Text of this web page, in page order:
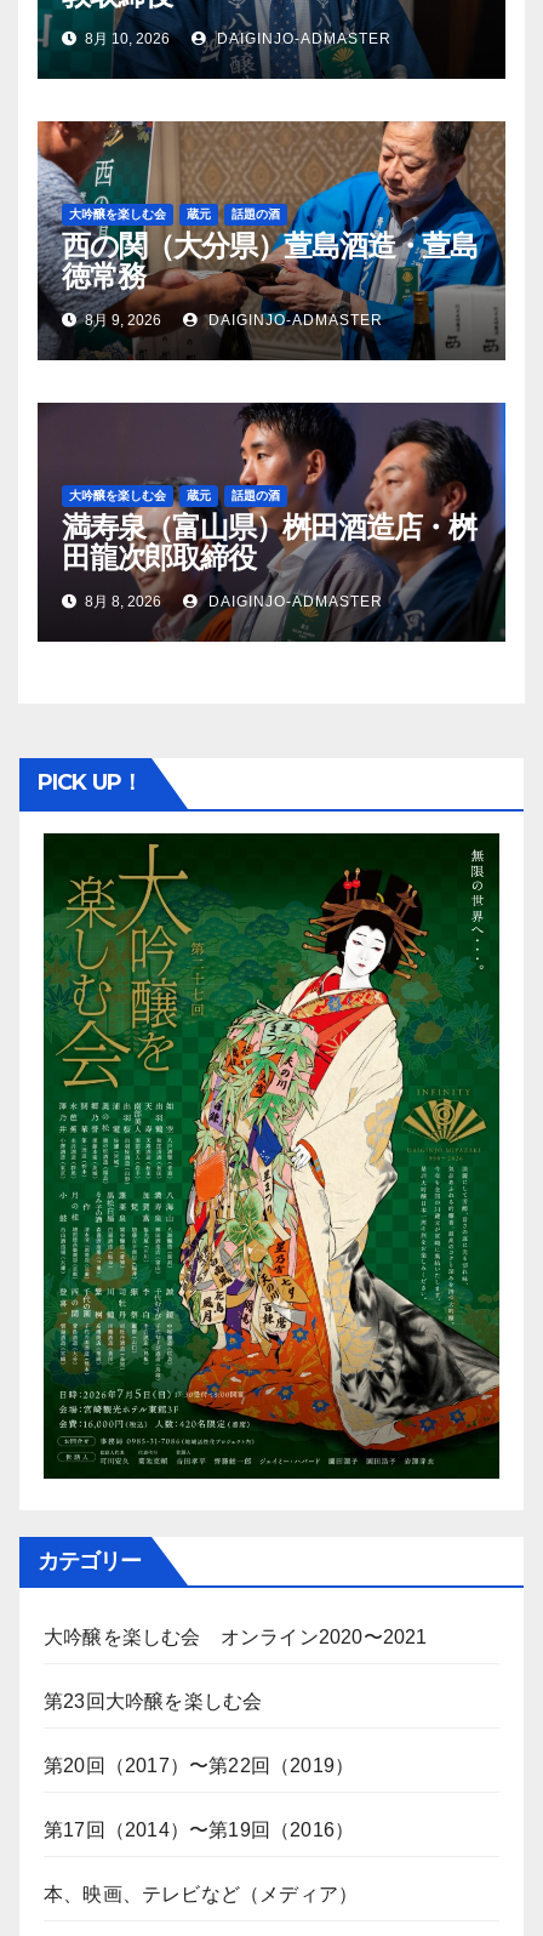
8月 10, 2026 DAIGINJO-ADMASTER
大吟醸を楽しむ会 蔵元 話題の酒
西の関（大分県）萱島酒造・萱島
徳常務
8月 9, 2026 DAIGINJO-ADMASTER
大吟醸を楽しむ会 蔵元 話題の酒
満寿泉（富山県）桝田酒造店・桝
田龍次郎取締役
8月 8, 2026 DAIGINJO-ADMASTER
PICK UP！
カテゴリー
大吟醸を楽しむ会 オンライン2020〜2021
第23回大吟醸を楽しむ会
第20回（2017）〜第22回（2019）
第17回（2014）〜第19回（2016）
本、映画、テレビなど（メディア）